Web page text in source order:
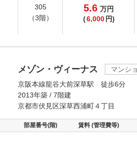
305
（3階）
5.6 万円
(6,000 円)
メゾン・ヴィーナス
マンシ
京阪本線龍谷大前深草駅 徒歩6分
2013年築 / 7階建
京都市伏見区深草西浦町４丁目
部屋番号(階) 賃料 (管理費等)